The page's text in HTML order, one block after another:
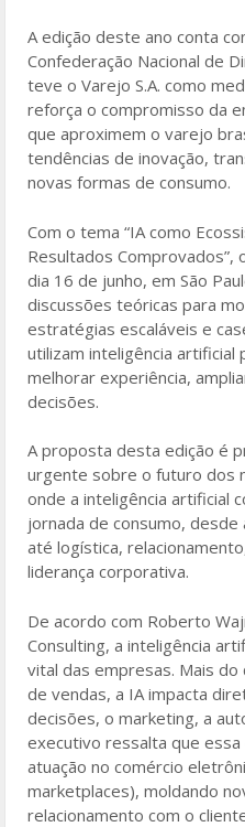
A edição deste ano conta
Confederação Nacional de
teve o Varejo S.A. como
reforça o compromisso da
que aproximem o varejo
tendências de inovação,
novas formas de consumo.
Com o tema “IA como
Resultados
dia 16 de junho, em São
discussões teóricas para
estratégias escaláveis e
utilizam inteligência artificial
melhorar experiência,
decisões.
A proposta desta edição é
urgente sobre o futuro dos
onde a inteligência artificial
jornada de consumo,
até logística,
liderança corporativa.
De acordo com Roberto
Consulting, a inteligência
vital das empresas. Mais
de vendas, a IA impacta
decisões, o marketing, a
executivo ressalta que
atuação no comércio
marketplaces), moldando
relacionamento com o